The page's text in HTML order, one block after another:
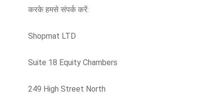
करके हमसे संपर्क करें:
Shopmat LTD
Suite 18 Equity Chambers
249 High Street North